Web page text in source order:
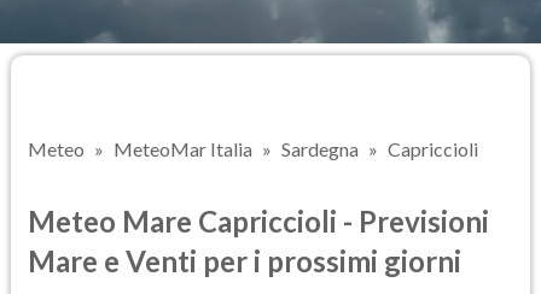
Meteo MeteoMar Italia Sardegna Capriccioli
Meteo Mare Capriccioli - Previsioni
Mare e Venti per i prossimi giorni